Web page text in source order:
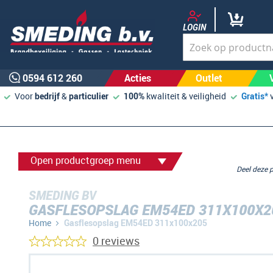
LOGIN
0594 612 260 Acties Outlet
Voorbedrijf&particulier 100% kwaliteit & veiligheid Gratis*
Open productgroep menu
SMEDING BV
GASFLESOPSLAG EM54ED
Home Gasflesopslag EM54ED 311x100x205
Deel
0 reviews
Ga